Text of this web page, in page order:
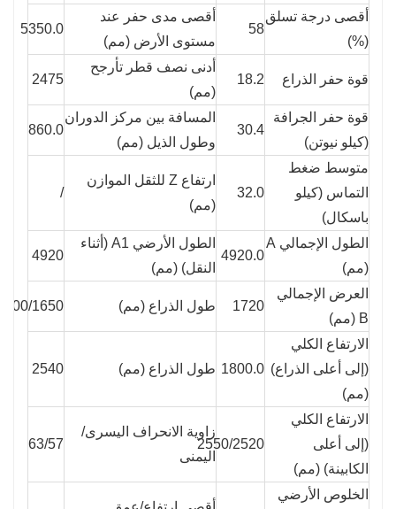
أقصى درجة تسلق
(%)
58
أقصى مدى حفر عند
مستوى الأرض (مم)
5350.0
قوة حفر الذراع 18.2
أدنى نصف قطر تأرجح
(مم)
2475
قوة حفر الجرافة
(كيلو نيوتن)
30.4
المسافة بين مركز الدوران
وطول الذيل (مم)
860.0
متوسط ضغط
التماس (كيلو
باسكال)
32.0
ارتفاع Z للثقل الموازن
(مم)
/
الطول الإجمالي A
(مم)
4920.0
الطول الأرضي A1 (أثناء
النقل) (مم)
4920
العرض الإجمالي
B (مم)
1720 طول الذراع (مم) 1650
الارتفاع الكلي
(إلى أعلى الذراع)
(مم)
1800.0 طول الذراع (مم) 2540
الارتفاع الكلي
(إلى أعلى
الكابينة) (مم)
2550/2520
زاوية الانحراف اليسرى/
اليمنى
63/57
الخلوص الأرضي